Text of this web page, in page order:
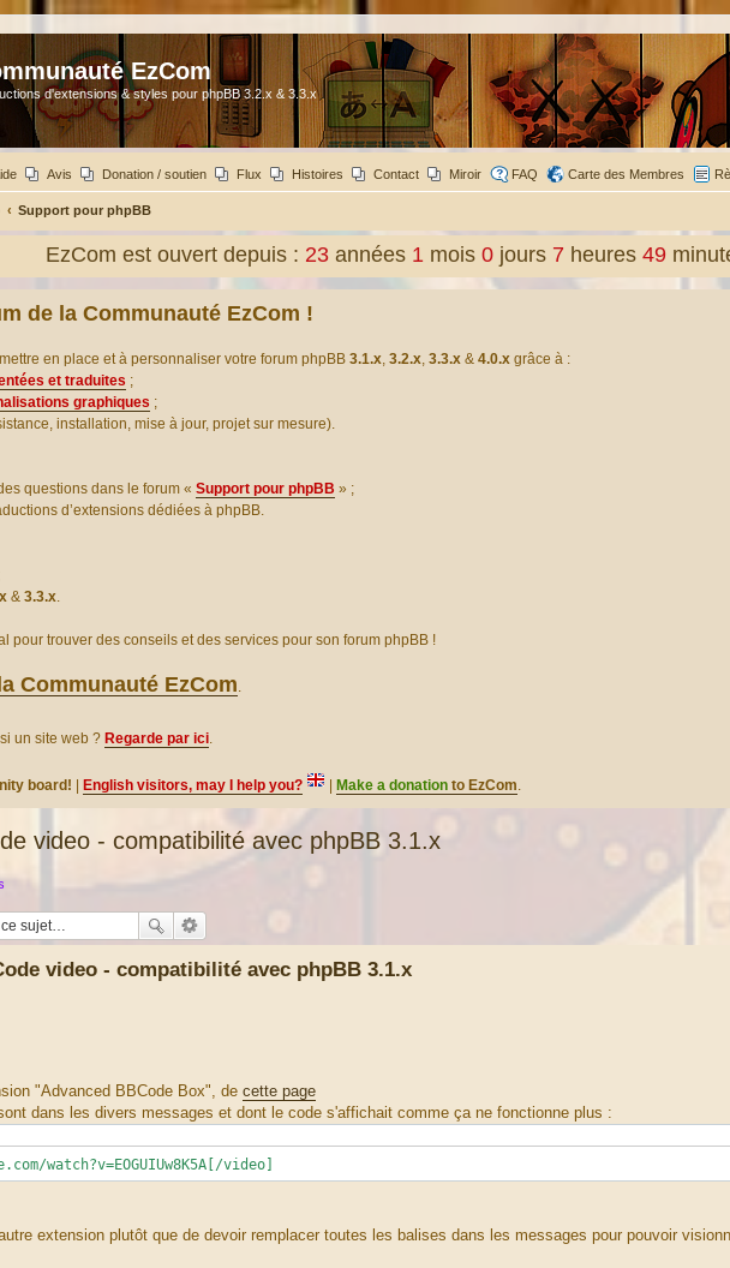
EzCom
d'extensions & styles pour phpBB 3.2.x & 3.3.x
Avis Donation / soutien Flux Histoires Contact Miroir FAQ Carte des Membres
Support pour phpBB
EzCom est ouvert depuis : 23 années 1 mois 0 jours 7 heures 49
de la Communauté EzCom !
en place et à personnaliser votre forum phpBB 3.1.x, 3.2.x, 3.3.x & 4.0.x grâce à :
et traduites ;
graphiques ;
installation, mise à jour, projet sur mesure).
questions dans le forum « Support pour phpBB » ;
d’extensions dédiées à phpBB.
& 3.3.x.
pour trouver des conseils et des services pour son forum phpBB !
Communauté EzCom.
un site web ? Regarde par ici.
board! English visitors, may I help you? Make a donation to EzCom.
video - compatibilité avec phpBB 3.1.x
video - compatibilité avec phpBB 3.1.x
"Advanced BBCode Box", de cette page
dans les divers messages et dont le code s'affichait comme ça ne fonctionne plus :
watch?v=EOGUIUw8K5A[/video]
extension plutôt que de devoir remplacer toutes les balises dans les messages pour pouvoir